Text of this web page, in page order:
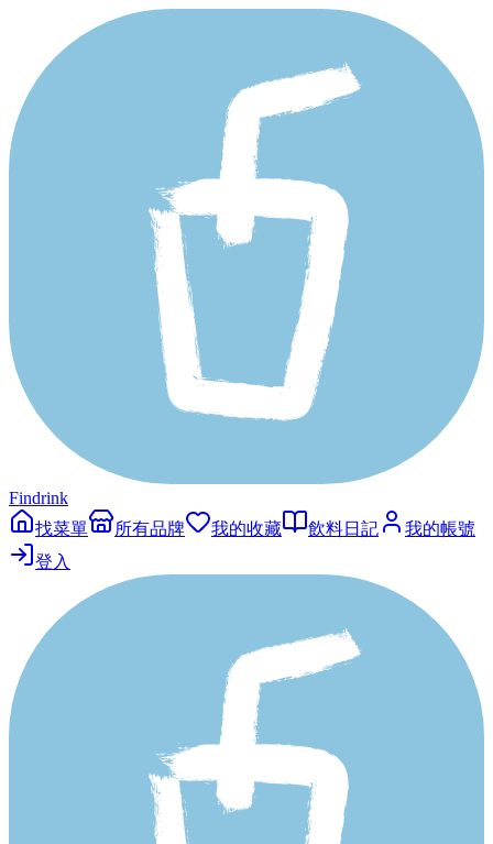
Findrink
找菜單
所有品牌 我的收藏 飲料日記
我的帳號
登入